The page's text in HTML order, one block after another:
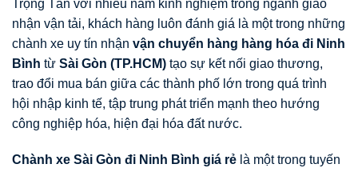
Trọng Tấn với nhiều năm kinh nghiệm trong ngành giao
nhận vận tải, khách hàng luôn đánh giá là một trong những
chành xe uy tín nhận vận chuyển hàng hàng hóa đi Ninh
Bình từ Sài Gòn (TP.HCM) tạo sự kết nối giao thương,
trao đổi mua bán giữa các thành phố lớn trong quá trình
hội nhập kinh tế, tập trung phát triển mạnh theo hướng
công nghiệp hóa, hiện đại hóa đất nước.
Chành xe Sài Gòn đi Ninh Bình giá rẻ là một trong tuyến